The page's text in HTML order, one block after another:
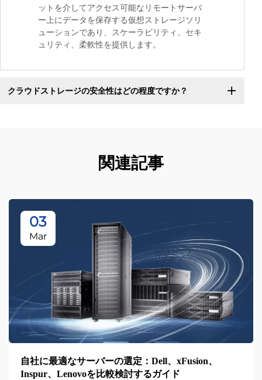
ットを介してアクセス可能なリモートサーバ
ー上にデータを保存する仮想ストレージソリ
ューションであり、スケーラビリティ、セキ
ュリティ、柔軟性を提供します。
クラウドストレージの安全性はどの程度ですか？
関連記事
03
Mar
自社に最適なサーバーの選定：Dell、xFusion、
Inspur、Lenovoを比較検討するガイド